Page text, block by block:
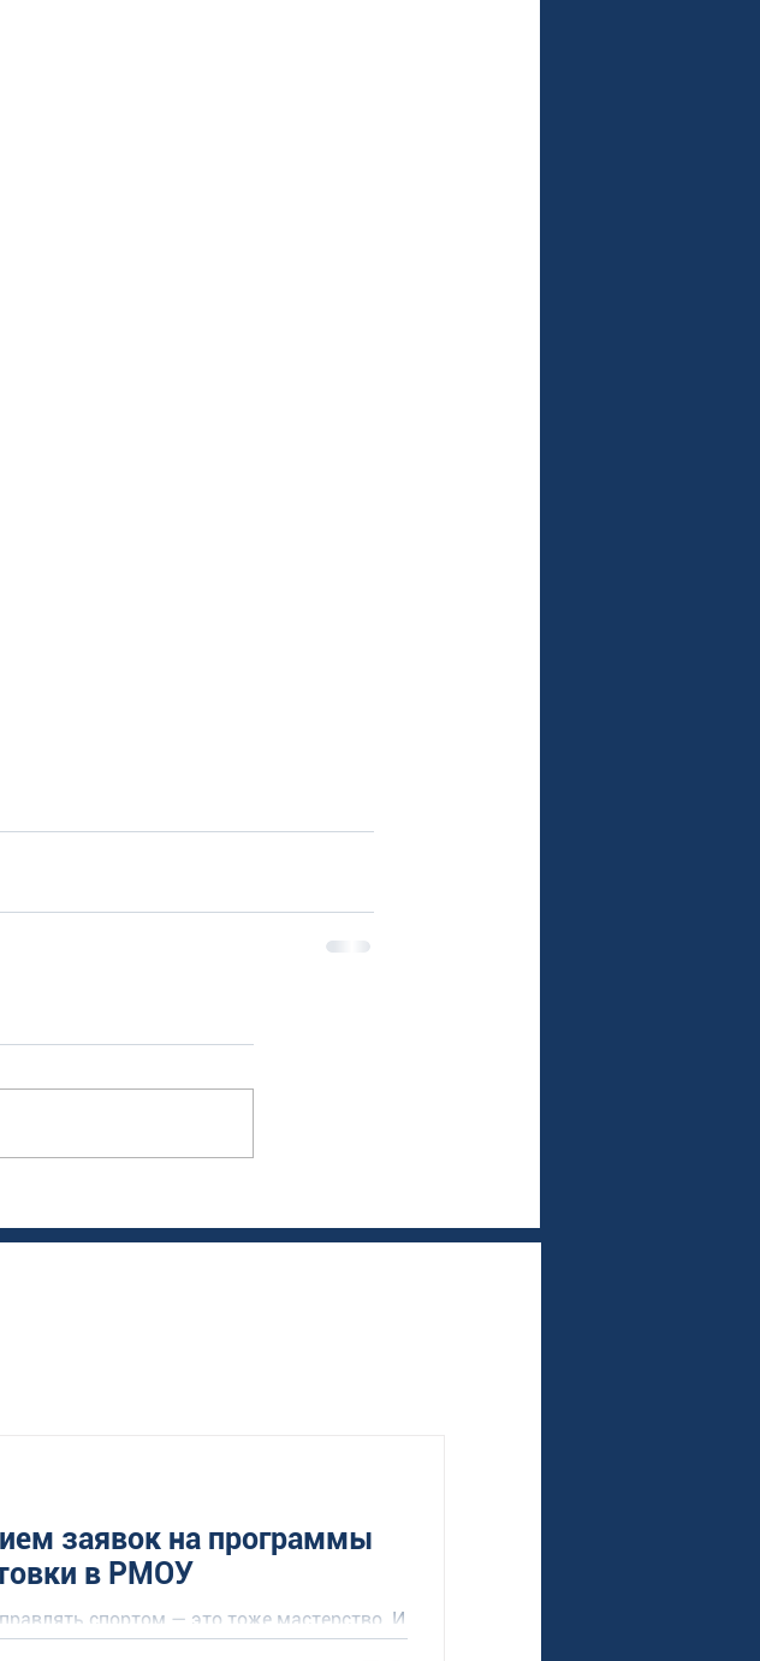
заявок на программы
в РМОУ
спортом — это тоже мастерство. И